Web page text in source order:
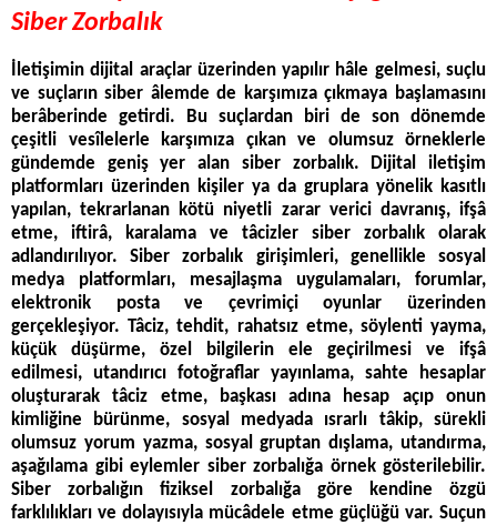
Siber Zorbalık
İletişimin dijital araçlar üzerinden yapılır hâle gelmesi, suçlu
ve suçların siber âlemde de karşımıza çıkmaya başlamasını
berâberinde getirdi. Bu suçlardan biri de son dönemde
çeşitli vesîlelerle karşımıza çıkan ve olumsuz örneklerle
gündemde geniş yer alan siber zorbalık. Dijital iletişim
platformları üzerinden kişiler ya da gruplara yönelik kasıtlı
yapılan, tekrarlanan kötü niyetli zarar verici davranış, ifşâ
etme, iftirâ, karalama ve tâcizler siber zorbalık olarak
adlandırılıyor. Siber zorbalık girişimleri, genellikle sosyal
medya platformları, mesajlaşma uygulamaları, forumlar,
elektronik posta ve çevrimiçi oyunlar üzerinden
gerçekleşiyor. Tâciz, tehdit, rahatsız etme, söylenti yayma,
küçük düşürme, özel bilgilerin ele geçirilmesi ve ifşâ
edilmesi, utandırıcı fotoğraflar yayınlama, sahte hesaplar
oluşturarak tâciz etme, başkası adına hesap açıp onun
kimliğine bürünme, sosyal medyada ısrarlı tâkip, sürekli
olumsuz yorum yazma, sosyal gruptan dışlama, utandırma,
aşağılama gibi eylemler siber zorbalığa örnek gösterilebilir.
Siber zorbalığın fiziksel zorbalığa göre kendine özgü
farklılıkları ve dolayısıyla mücâdele etme güçlüğü var. Suçun